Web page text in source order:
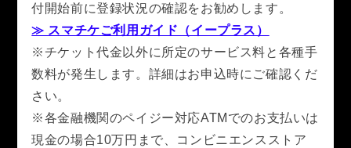
付開始前に登録状況の確認をお勧めします。
≫ スマチケご利用ガイド（イープラス）
※チケット代金以外に所定のサービス料と各種手
数料が発生します。詳細はお申込時にご確認くだ
さい。
※各金融機関のペイジー対応ATMでのお支払いは
現金の場合10万円まで、コンビニエンスストア